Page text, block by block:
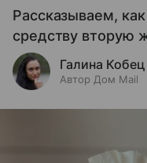
Рассказываем,
средству вторую
Галина Кобец
Автор Дом Mail